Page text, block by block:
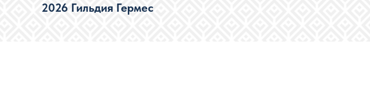
2026 Гильдия Гермес